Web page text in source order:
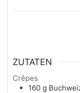
ZUTATEN
Crêpes
160 g